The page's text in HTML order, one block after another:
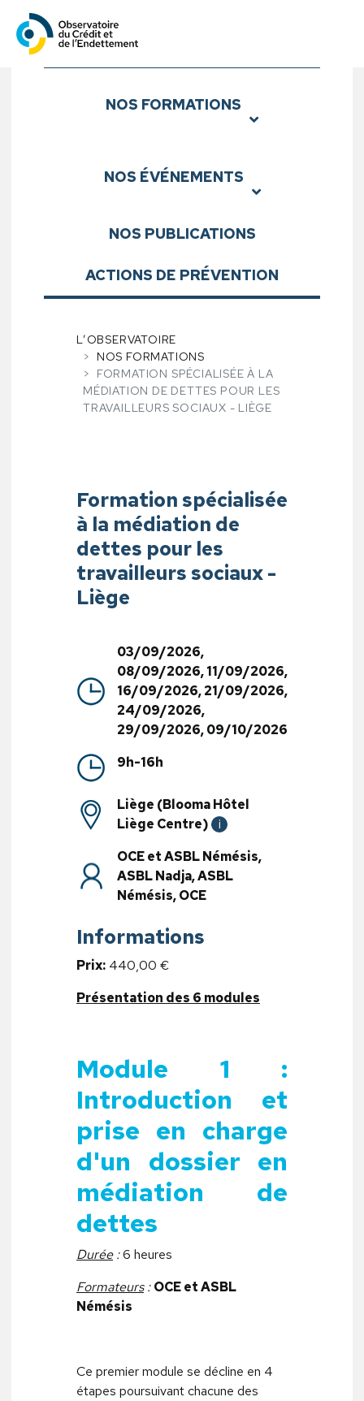
Observatoire du Crédit et
Sous-menu
NOS FORMATIONS
NOS ÉVÉNEMENTS
NOS PUBLICATIONS
ACTIONS DE PRÉVENTION
L’OBSERVATOIRE
NOS FORMATIONS
FORMATION SPÉCIALISÉE À LA
MÉDIATION DE DETTES POUR LES
TRAVAILLEURS SOCIAUX - LIÈGE
Formation spécialisée
à la médiation de
dettes pour les
travailleurs sociaux -
Liège
03/09/2026,
08/09/2026, 11/09/2026,
16/09/2026, 21/09/2026,
24/09/2026,
29/09/2026, 09/10/2026
9h-16h
Liège (Blooma Hôtel
Liège Centre)
i
OCE et ASBL Némésis,
ASBL Nadja, ASBL
Némésis, OCE
Informations
Prix: 440,00 €
Présentation des 6 modules
Module 1 :
Introduction et
prise en charge
d'un dossier en
médiation de
dettes
Durée:6 heures
Formateurs: OCE et ASBL
Némésis
Ce premier module se décline en 4
étapes poursuivant chacune des